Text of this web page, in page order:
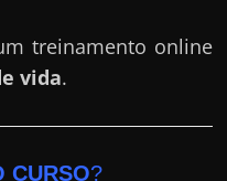
treinamento online
vida.
CURSO?